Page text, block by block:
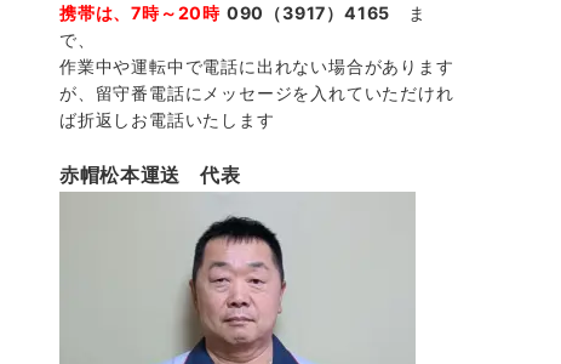
携帯は、7時～20時 090（3917）4165 ま
で、
作業中や運転中で電話に出れない場合があります
が、留守番電話にメッセージを入れていただけれ
ば折返しお電話いたします
赤帽松本運送 代表